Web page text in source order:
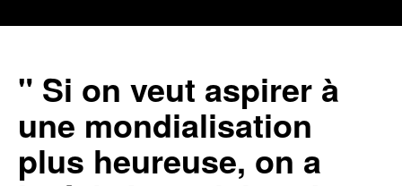
" Si on veut aspirer à
une mondialisation
plus heureuse, on a